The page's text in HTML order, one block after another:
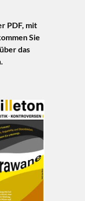
PDF, mit
Sie
das